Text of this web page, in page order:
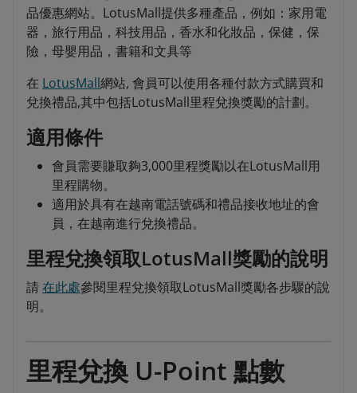
品優惠網站。LotusMall提供多種產品，例如：家用電
器，旅行用品，科技用品，香水和化妝品，保健，保
險，母嬰用品，書籍和文具等
在 LotusMall網站, 會員可以使用各種付款方式購買和
兌換禮品,其中包括LotusMall里程兌換獎勵的計劃。
適用條件
會員需要賺取夠3,000里程獎勵以在LotusMall用
里程購物。
適用於具有在越南電話號碼和禮品接收地址的會
員，在越南進行兌換禮品。
里程兌換領取LotusMall獎勵的說明
請 在此處參閱里程兌換領取LotusMall獎勵各步驟的說
明。
里程兌換 U-Point 點數